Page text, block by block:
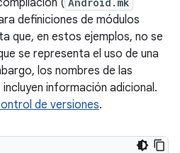
(
definiciones de módulos
que, en estos ejemplos, no se
se representa el uso de una
los nombres de las
información adicional.
de versiones.